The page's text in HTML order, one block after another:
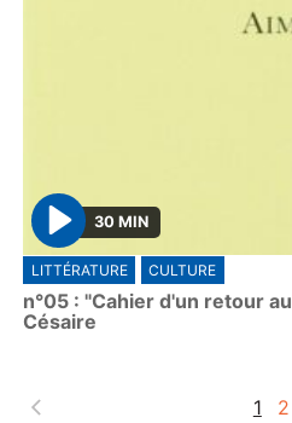
P
l
a
y
30 MIN
LITTÉRATURE CULTURE
n°05 : "Cahier d'un retour
Césaire
1 2